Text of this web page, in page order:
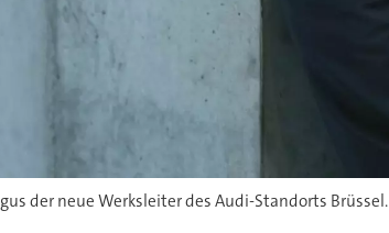
der neue Werksleiter des Audi-Standorts Brüssel.